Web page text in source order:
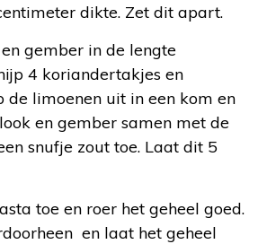
dikte. Zet dit apart.
gember in de lengte
4 koriandertakjes en
de limoenen uit in een kom en
en gember samen met de
snufje zout toe. Laat dit 5
toe en roer het geheel goed.
en laat het geheel